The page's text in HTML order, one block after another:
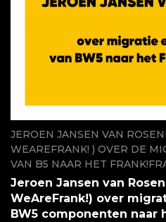
JEROEN JANSEN VAN
WEAREFRANK! ) OVER DE
VAN B5 NAAR HET
Jeroen Jansen van
WeAreFrank!) over
BW5 componenten naar